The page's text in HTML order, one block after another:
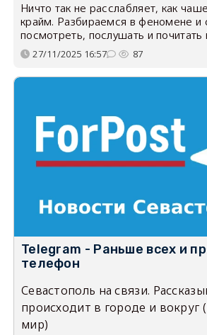
Ничто так не расслабляет, как
крайм. Разбираемся в феномене и
посмотреть, послушать и почитать
27/11/2025 16:57 87
Telegram - Раньше всех и
телефон
Севастополь на связи.
происходит в городе и вокруг
мир)